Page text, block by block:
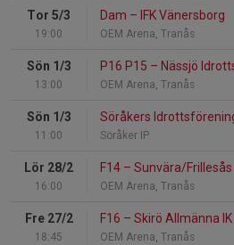
Tor 5/3
19:00
Dam – IFK Vänersborg
OEM Arena, Tranås
Sön 1/3
13:00
P16 P15 – Nässjö
OEM Arena, Tranås
Sön 1/3
11:00
Söråkers
Söråker IP
Lör 28/2
16:00
F14 – Sunvära/Frillesås
OEM Arena, Tranås
Fre 27/2
18:45
F16 – Skirö Allmänna IK
OEM Arena, Tranås